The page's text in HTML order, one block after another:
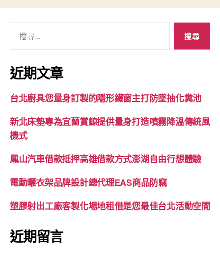
關
鍵
字:
近期文章
台北廚具您量身訂製的隱形鐵窗主打防墜抽化糞池
新北床墊專為宜蘭賞鯨提供量身打造噴霧降溫傳統風
機式
鳳山汽車借款抵押高雄借款方式澎湖自由行想體驗
電動曬衣架品牌設計總代理EAS商品防竊
塑膠射出工廠客製化場地租借是您最佳台北活動空間
近期留言